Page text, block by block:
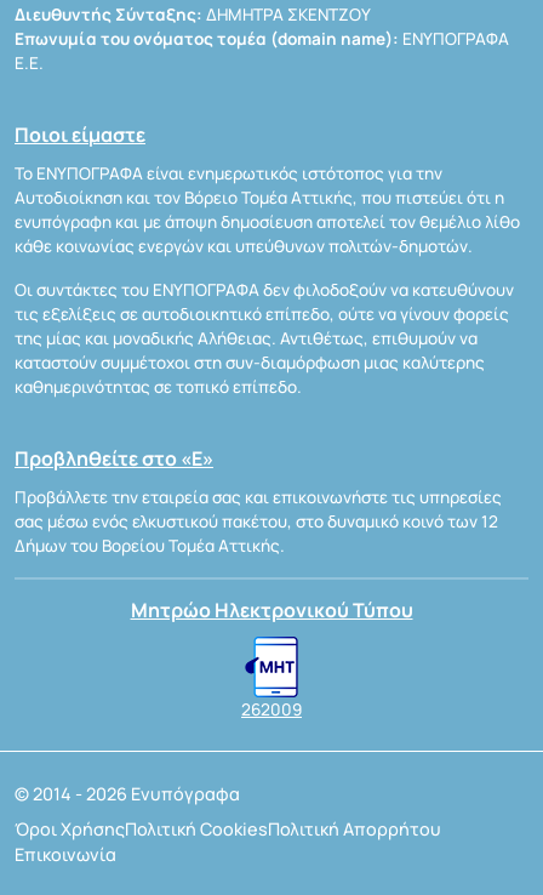
Διευθυντής Σύνταξης: ΔΗΜΗΤΡΑ ΣΚΕΝΤΖΟΥ
Επωνυμία του ονόματος τομέα (domain name): ΕΝΥΠΟΓΡΑΦΑ
Ε.Ε.
Ποιοι είμαστε
Το ΕΝΥΠΟΓΡΑΦΑ είναι ενημερωτικός ιστότοπος για την
Αυτοδιοίκηση και τον Βόρειο Τομέα Αττικής, που πιστεύει ότι η
ενυπόγραφη και με άποψη δημοσίευση αποτελεί τον θεμέλιο λίθο
κάθε κοινωνίας ενεργών και υπεύθυνων πολιτών-δημοτών.
Οι συντάκτες του ΕΝΥΠΟΓΡΑΦΑ δεν φιλοδοξούν να κατευθύνουν
τις εξελίξεις σε αυτοδιοικητικό επίπεδο, ούτε να γίνουν φορείς
της μίας και μοναδικής Αλήθειας. Αντιθέτως, επιθυμούν να
καταστούν συμμέτοχοι στη συν-διαμόρφωση μιας καλύτερης
καθημερινότητας σε τοπικό επίπεδο.
Προβληθείτε στο «Ε»
Προβάλλετε την εταιρεία σας και επικοινωνήστε τις υπηρεσίες
σας μέσω ενός ελκυστικού πακέτου, στο δυναμικό κοινό των 12
Δήμων του Βορείου Τομέα Αττικής.
Μητρώο Ηλεκτρονικού Τύπου
262009
© 2014 - 2026 Ενυπόγραφα
Όροι ΧρήσηςΠολιτική CookiesΠολιτική Απορρήτου
Επικοινωνία